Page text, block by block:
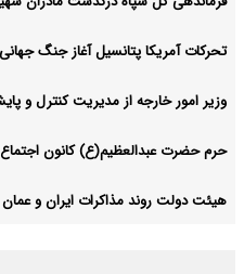
تحرکات آمریکا پتانسیل آغاز جنگ
وزیر امور خارجه از مدیریت کنترل و
حرم حضرت عبدالعظیم(ع) کانون اجتماع
هیئت دولت روند مذاکرات ایران و